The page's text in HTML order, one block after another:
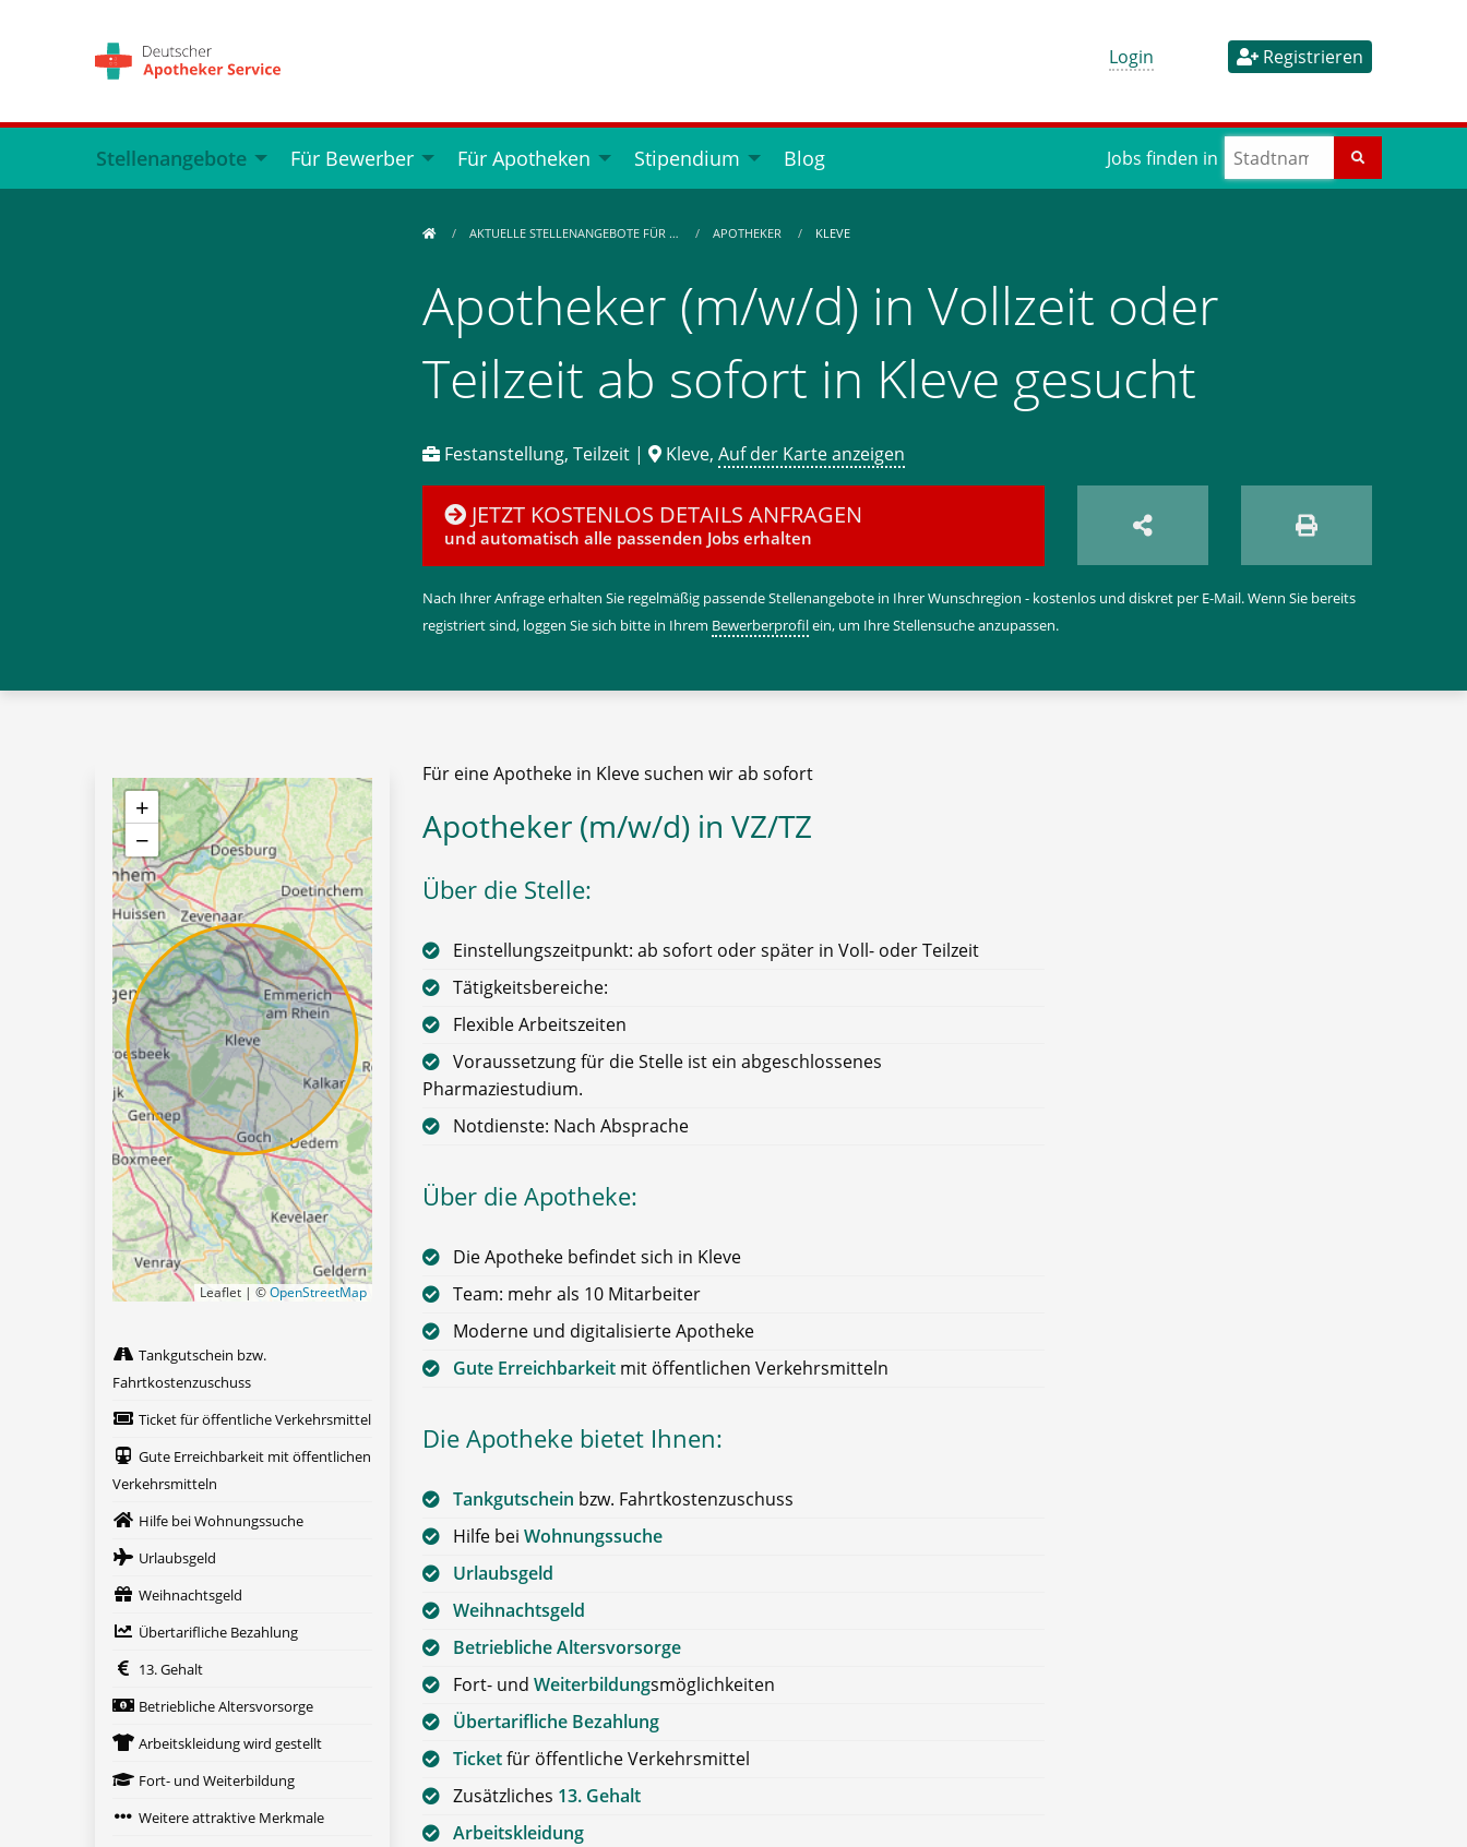
Login Registrieren
Stellenangebote Für Bewerber Für Apotheken Stipendium Blog Jobs finden in
AKTUELLE STELLENANGEBOTE FÜR … APOTHEKER KLEVE
Apotheker (m/w/d) in Vollzeit oder
Teilzeit ab sofort in Kleve gesucht
Festanstellung, Teilzeit | Kleve, Auf der Karte anzeigen
JETZT KOSTENLOS DETAILS ANFRAGEN
und automatisch alle passenden Jobs erhalten
Nach Ihrer Anfrage erhalten Sie regelmäßig passende Stellenangebote in Ihrer Wunschregion - kostenlos und diskret per E-Mail. Wenn Sie bereits
registriert sind, loggen Sie sich bitte in Ihrem Bewerberprofilein, um Ihre Stellensuche anzupassen.
Für eine Apotheke in Kleve suchen wir ab sofort
Apotheker (m/w/d) in VZ/TZ
Über die Stelle:
Einstellungszeitpunkt: ab sofort oder später in Voll- oder Teilzeit
Tätigkeitsbereiche:
Flexible Arbeitszeiten
Voraussetzung für die Stelle ist ein abgeschlossenes
Pharmaziestudium.
Notdienste: Nach Absprache
Über die Apotheke:
Die Apotheke befindet sich in Kleve
Team: mehr als 10 Mitarbeiter
Moderne und digitalisierte Apotheke
Gute Erreichbarkeit mit öffentlichen Verkehrsmitteln
Die Apotheke bietet Ihnen:
Tankgutschein bzw. Fahrtkostenzuschuss
Hilfe bei Wohnungssuche
Urlaubsgeld
Weihnachtsgeld
Betriebliche Altersvorsorge
Fort- und Weiterbildungsmöglichkeiten
Übertarifliche Bezahlung
Ticketfür öffentliche Verkehrsmittel
Zusätzliches 13. Gehalt
Arbeitskleidung
+
−
Leaflet | ©OpenStreetMap
Tankgutschein bzw.
Fahrtkostenzuschuss
Ticket für öffentliche Verkehrsmittel
Gute Erreichbarkeit mit öffentlichen
Verkehrsmitteln
Hilfe bei Wohnungssuche
Urlaubsgeld
Weihnachtsgeld
Übertarifliche Bezahlung
13. Gehalt
Betriebliche Altersvorsorge
Arbeitskleidung wird gestellt
Fort- und Weiterbildung
Weitere attraktive Merkmale